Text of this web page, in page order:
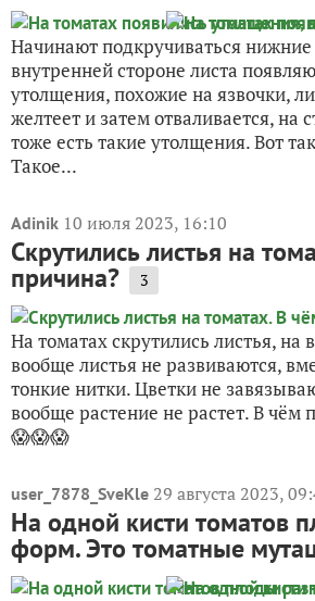
Начинают подкручиваться нижние
внутренней стороне листа
утолщения, похожие на язвочки,
желтеет и затем отваливается, на
тоже есть такие утолщения. Вот
Такое...
Adinik 10 июля 2023, 16:10
Скрутились листья на
причина? 3
На томатах скрутились листья, на
вообще листья не развиваются,
тонкие нитки. Цветки не
вообще растение не растет. В чём
😱😱😱
user_7878_SveKle 29 августа 2023,
На одной кисти томатов
форм. Это томатные